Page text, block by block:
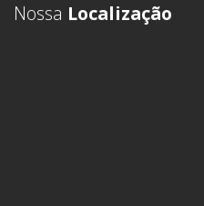
Nossa Localização